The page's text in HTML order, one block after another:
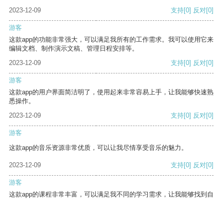
2023-12-09 支持[0] 反对[0]
游客
这款app的功能非常强大，可以满足我所有的工作需求。我可以使用它来
编辑文档、制作演示文稿、管理日程安排等。
2023-12-09
支持[0] 反对[0]
游客
这款app的用户界面简洁明了，使用起来非常容易上手，让我能够快速熟
悉操作。
2023-12-09
支持[0] 反对[0]
游客
这款app的音乐资源非常优质，可以让我尽情享受音乐的魅力。
2023-12-09 支持[0] 反对[0]
游客
这款app的课程非常丰富，可以满足我不同的学习需求，让我能够找到自